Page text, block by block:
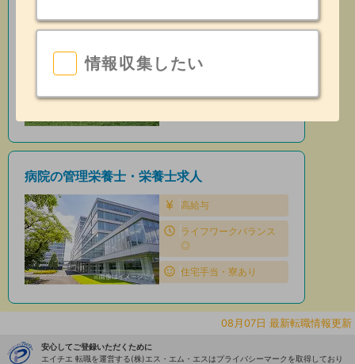
保育園の管理栄養士・栄養士求人
昇給あり
日勤のみ
病院の管理栄養士・栄養士求人
高給与
ライフワークバランス
◎
住宅手当・寮あり
情報収集したい
08月07日 最新転職情報更新
安心してご登録いただくために
エイチエ 転職を運営する(株)エス・エム・エスはプライバシーマークを取得しており